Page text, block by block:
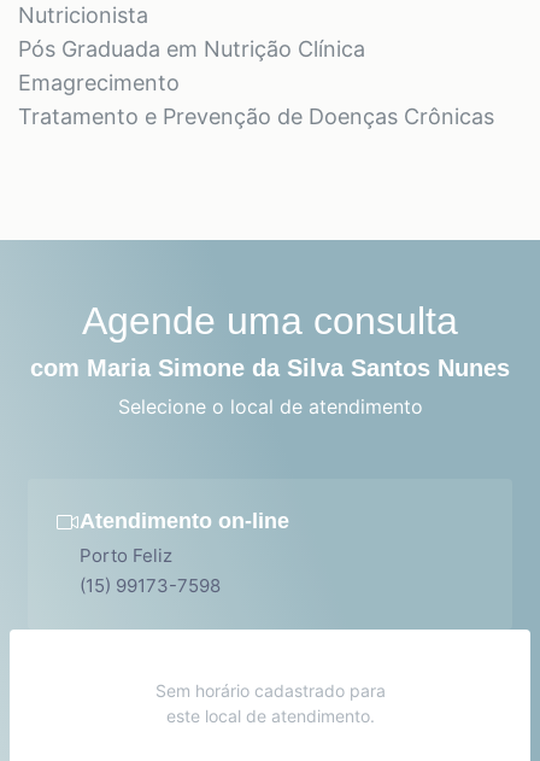
Nutricionista
Pós Graduada em Nutrição Clínica
Emagrecimento
Tratamento e Prevenção de Doenças Crônicas
Agende uma consulta
com Maria Simone da Silva Santos Nunes
Selecione o local de atendimento
Atendimento on-line
Porto Feliz
(15) 99173-7598
Sem horário cadastrado para
este local de atendimento.